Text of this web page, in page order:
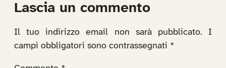
Lascia un commento
Il tuo indirizzo email non sarà pubblicato.
I
campi obbligatori sono contrassegnati *